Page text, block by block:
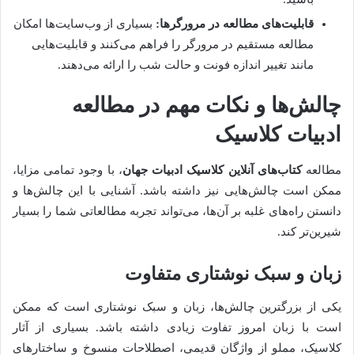
قابلیت‌های مطالعه در مرورگرها: بسیاری از وب‌سایت‌ها امکان
مطالعه مستقیم در مرورگر را فراهم می‌کنند و قابلیت‌هایی
مانند تغییر اندازه فونت و حالت شب را ارائه می‌دهند.
چالش‌ها و نکات مهم در مطالعه
ادبیات کلاسیک
مطالعهکتاب‌های آنلاین کلاسیک ادبیات جهان، با وجود تمامی مزایا،
ممکن است چالش‌هایی نیز داشته باشد. آشنایی با این چالش‌ها و
دانستن راه‌های غلبه بر آن‌ها، می‌تواند تجربه مطالعاتی شما را بسیار
شیرین‌تر کند.
زبان و سبک نوشتاری متفاوت
یکی از بزرگترین چالش‌ها، زبان و سبک نوشتاری است که ممکن
است با زبان امروز تفاوت زیادی داشته باشد. بسیاری از آثار
کلاسیک، مملو از واژگان قدیمی، اصطلاحات منسوخ و ساختارهای